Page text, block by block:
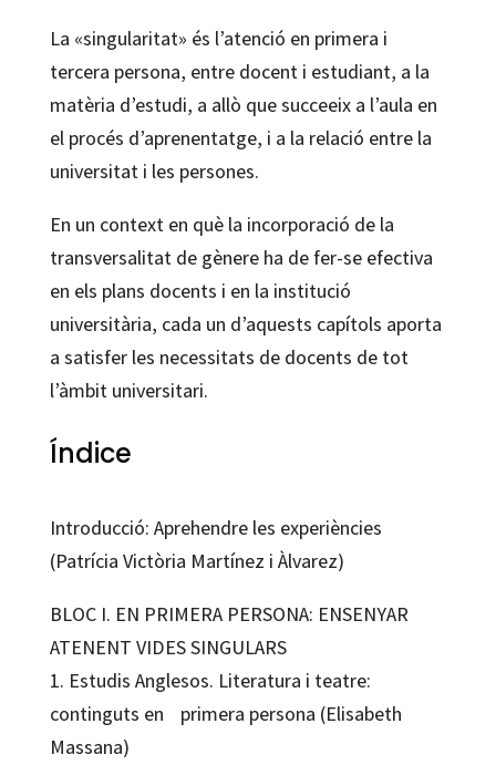
La «singularitat» és l’atenció en primera i
tercera persona, entre docent i estudiant, a la
matèria d’estudi, a allò que succeeix a l’aula en
el procés d’aprenentatge, i a la relació entre la
universitat i les persones.
En un context en què la incorporació de la
transversalitat de gènere ha de fer-se efectiva
en els plans docents i en la institució
universitària, cada un d’aquests capítols aporta
a satisfer les necessitats de docents de tot
l’àmbit universitari.
Índice
Introducció: Aprehendre les experiències
(Patrícia Victòria Martínez i Àlvarez)
BLOC I. EN PRIMERA PERSONA: ENSENYAR
ATENENT VIDES SINGULARS
1. Estudis Anglesos. Literatura i teatre:
continguts en primera persona (Elisabeth
Massana)